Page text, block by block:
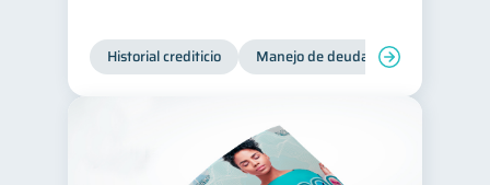
Historial crediticio Manejo de deudas